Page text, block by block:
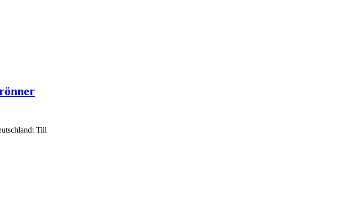
Till